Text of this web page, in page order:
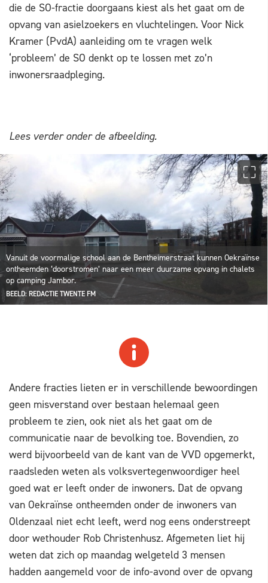
die de SO-fractie doorgaans kiest als het gaat om de
opvang van asielzoekers en vluchtelingen. Voor Nick
Kramer (PvdA) aanleiding om te vragen welk
‘probleem’ de SO denkt op te lossen met zo’n
inwonersraadpleging.
Lees verder onder de afbeelding.
Vanuit de voormalige school aan de Bentheimerstraat kunnen Oekraïnse
ontheemden ‘doorstromen’ naar een meer duurzame opvang in chalets
op camping Jambor.
BEELD: REDACTIE TWENTE FM
Andere fracties lieten er in verschillende bewoordingen
geen misverstand over bestaan helemaal geen
probleem te zien, ook niet als het gaat om de
communicatie naar de bevolking toe. Bovendien, zo
werd bijvoorbeeld van de kant van de VVD opgemerkt,
raadsleden weten als volksvertegenwoordiger heel
goed wat er leeft onder de inwoners. Dat de opvang
van Oekraïnse ontheemden onder de inwoners van
Oldenzaal niet echt leeft, werd nog eens onderstreept
door wethouder Rob Christenhusz. Afgemeten liet hij
weten dat zich op maandag welgeteld 3 mensen
hadden aangemeld voor de info-avond over de opvang